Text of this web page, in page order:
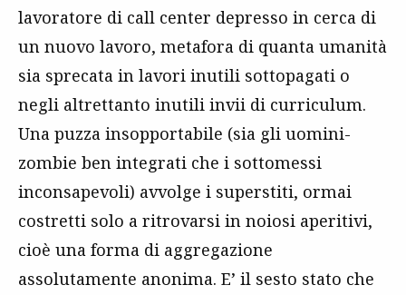
lavoratore di call center depresso in cerca di
un nuovo lavoro, metafora di quanta umanità
sia sprecata in lavori inutili sottopagati o
negli altrettanto inutili invii di curriculum.
Una puzza insopportabile (sia gli uomini-
zombie ben integrati che i sottomessi
inconsapevoli) avvolge i superstiti, ormai
costretti solo a ritrovarsi in noiosi aperitivi,
cioè una forma di aggregazione
assolutamente anonima. E’ il sesto stato che